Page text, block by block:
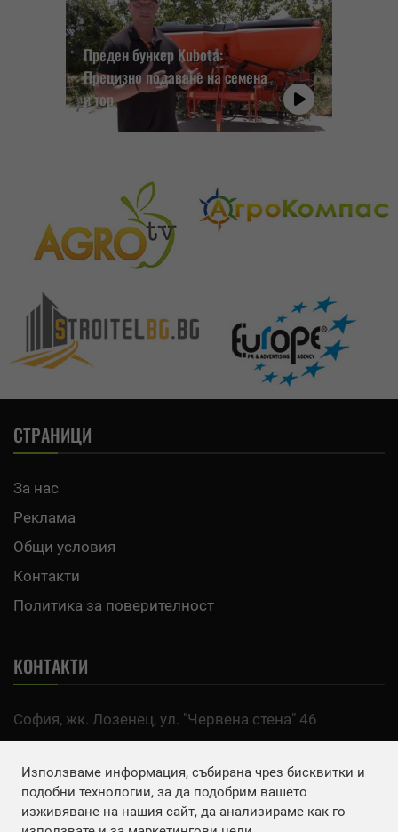
Преден бункер Kubota:
Прецизно подаване на семена
и тор
СТРАНИЦИ
За нас
Реклама
Общи условия
Контакти
Политика за поверителност
КОНТАКТИ
София, жк. Лозенец, ул. "Червена стена" 46
Email: office@agro.bg
Използваме информация, събирана чрез бисквитки и
подобни технологии, за да подобрим вашето
изживяване на нашия сайт, да анализираме как го